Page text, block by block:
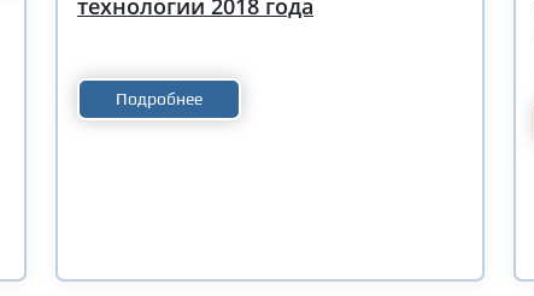
технологии 2018 года
Подробнее